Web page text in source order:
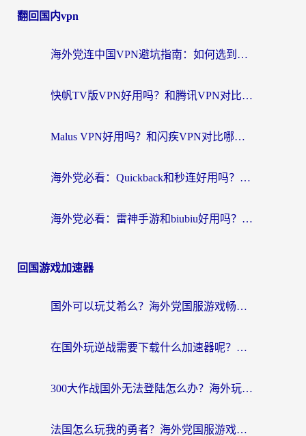
翻回国内vpn
海外党连中国VPN避坑指南：如何选到真正能无缝刷国内资源的加速器？
快帆TV版VPN好用吗？和腾讯VPN对比哪个回国效果更好？海外党必看的真实体验指南
Malus VPN好用吗？和闪疾VPN对比哪个回国效果更好？海外华人的实用避坑指南
海外党必看：Quickback和秒连好用吗？3步选对回国加速器，无缝刷国内资源
海外党必看：雷神手游和biubiu好用吗？3招选对回国加速器无缝刷国内资源
回国游戏加速器
国外可以玩艾希么？海外党国服游戏畅玩终极指南（附加速器选择秘籍）
在国外玩逆战需要下载什么加速器呢？海外党亲测有效的国服游戏加速指南
300大作战国外无法登陆怎么办？海外玩家亲测有效的解决指南
法国怎么玩我的勇者？海外党国服游戏不卡攻略，附3款热门游戏加速实测